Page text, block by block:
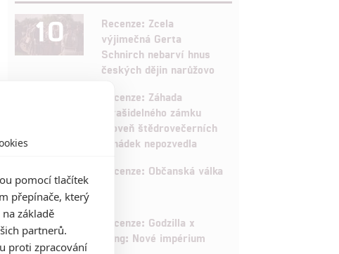
10
Recenze: Zcela
výjimečná Gerta
Schnirch nebarví hnus
českých dějin narůžovo
Recenze: Záhada
strašidelného zámku
úroveň štědrovečerních
pohádek nepozvedla
8 Recenze: Občanská válka
6
Recenze: Godzilla x
Kong: Nové impérium
pomocí tlačítek
přepínače, který
základě
partnerů.
proti zpracování